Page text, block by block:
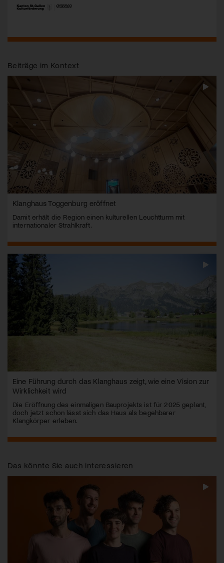
Beiträge im Kontext
Klanghaus Toggenburg eröffnet
Damit erhält die Region einen kulturellen Leuchtturm mit
internationaler Strahlkraft.
Eine Führung durch das Klanghaus zeigt, wie eine Vision zur
Wirklichkeit wird
Die Eröffnung des einmaligen Bauprojekts ist für 2025 geplant,
doch jetzt schon lässt sich das Haus als begehbarer
Klangkörper erleben.
Das könnte Sie auch interessieren